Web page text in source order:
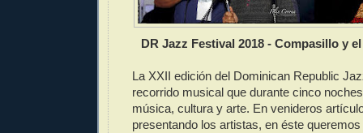
DR Jazz Festival 2018 - Compasillo y
La XXII edición del Dominican Republic
recorrido musical que durante cinco
música, cultura y arte. En venideros
presentando los artistas, en éste